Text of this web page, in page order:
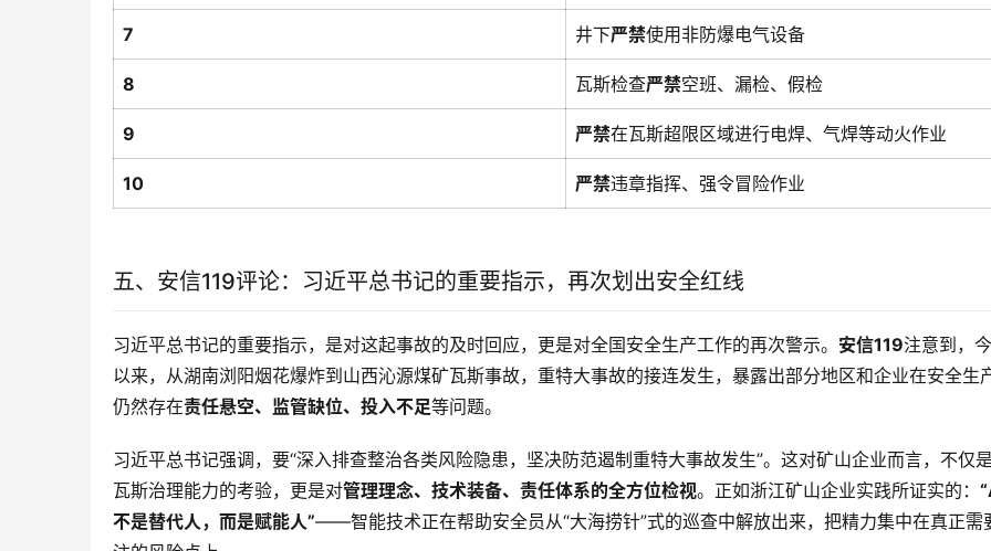
7 井下严禁使用非防爆电气设备
8 瓦斯检查严禁空班、漏检、假检
9 严禁在瓦斯超限区域进行电焊、气焊等动火作业
10 严禁违章指挥、强令冒险作业
五、安信119评论：习近平总书记的重要指示，再次划出安全红线
习近平总书记的重要指示，是对这起事故的及时回应，更是对全国安全生产工作的再次警示。 安信119注意到，
以来，从湖南浏阳烟花爆炸到山西沁源煤矿瓦斯事故，重特大事故的接连发生，暴露出部分地区和企业在安全生
仍然存在责任悬空、监管缺位、投入不足等问题。
习近平总书记强调，要“深入排查整治各类风险隐患，坚决防范遏制重特大事故发生”。这对矿山企业而言，不仅
瓦斯治理能力的考验，更是对管理理念、技术装备、责任体系的全方位检视。正如浙江矿山企业实践所证实的：
不是替代人，而是赋能人”——智能技术正在帮助安全员从“大海捞针”式的巡查中解放出来，把精力集中在真正需